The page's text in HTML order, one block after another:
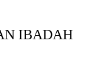
IBADAH